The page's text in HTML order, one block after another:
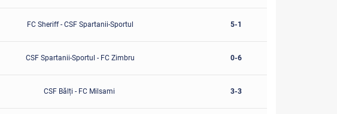
FC Sheriff - CSF Spartanii-Sportul 5-1
CSF Spartanii-Sportul - FC Zimbru 0-6
CSF Bălți - FC Milsami 3-3